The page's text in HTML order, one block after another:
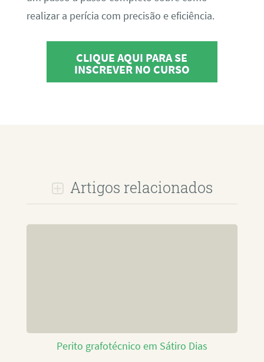
realizar a perícia com precisão e eficiência.
CLIQUE AQUI PARA SE
INSCREVER NO CURSO
Artigos relacionados
Perito grafotécnico em Sátiro Dias